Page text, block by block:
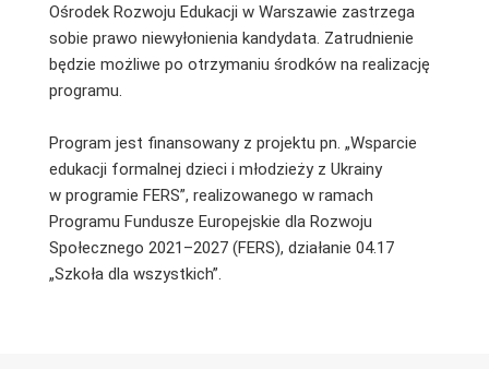
Ośrodek Rozwoju Edukacji w Warszawie zastrzega
sobie prawo niewyłonienia kandydata. Zatrudnienie
będzie możliwe po otrzymaniu środków na realizację
programu.
Program jest finansowany z projektu pn. „Wsparcie
edukacji formalnej dzieci i młodzieży z Ukrainy
w programie FERS”, realizowanego w ramach
Programu Fundusze Europejskie dla Rozwoju
Społecznego 2021–2027 (FERS), działanie 04.17
„Szkoła dla wszystkich”.